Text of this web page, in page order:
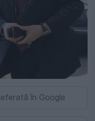
în Google